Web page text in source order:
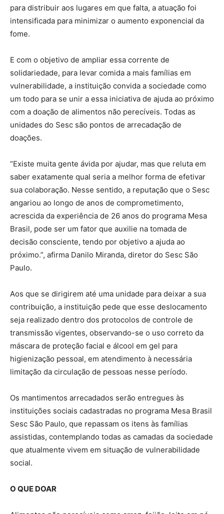
para distribuir aos lugares em que falta, a atuação foi
intensificada para minimizar o aumento exponencial da
fome.
E com o objetivo de ampliar essa corrente de
solidariedade, para levar comida a mais famílias em
vulnerabilidade, a instituição convida a sociedade como
um todo para se unir a essa iniciativa de ajuda ao próximo
com a doação de alimentos não perecíveis. Todas as
unidades do Sesc são pontos de arrecadação de
doações.
“Existe muita gente ávida por ajudar, mas que reluta em
saber exatamente qual seria a melhor forma de efetivar
sua colaboração. Nesse sentido, a reputação que o Sesc
angariou ao longo de anos de comprometimento,
acrescida da experiência de 26 anos do programa Mesa
Brasil, pode ser um fator que auxilie na tomada de
decisão consciente, tendo por objetivo a ajuda ao
próximo.”, afirma Danilo Miranda, diretor do Sesc São
Paulo.
Aos que se dirigirem até uma unidade para deixar a sua
contribuição, a instituição pede que esse deslocamento
seja realizado dentro dos protocolos de controle de
transmissão vigentes, observando-se o uso correto da
máscara de proteção facial e álcool em gel para
higienização pessoal, em atendimento à necessária
limitação da circulação de pessoas nesse período.
Os mantimentos arrecadados serão entregues às
instituições sociais cadastradas no programa Mesa Brasil
Sesc São Paulo, que repassam os itens às famílias
assistidas, contemplando todas as camadas da sociedade
que atualmente vivem em situação de vulnerabilidade
social.
O QUE DOAR